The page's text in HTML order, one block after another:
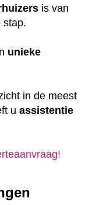
is van
stap.
unieke
in de meest
u assistentie